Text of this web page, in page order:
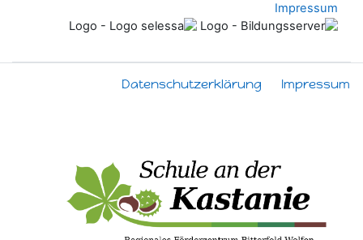
Impressum
Datenschutzerklärung Impressum